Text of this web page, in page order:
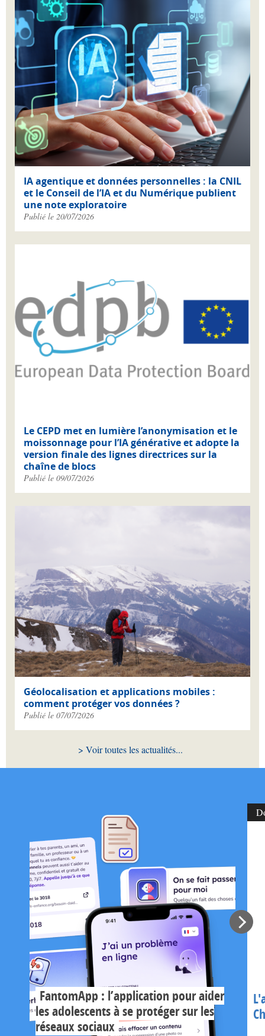
IA agentique et données personnelles : la CNIL
et le Conseil de l’IA et du Numérique publient
une note exploratoire
Publié le 20/07/2026
Le CEPD met en lumière l’anonymisation et le
moissonnage pour l’IA générative et adopte la
version finale des lignes directrices sur la
chaîne de blocs
Publié le 09/07/2026
Géolocalisation et applications mobiles :
comment protéger vos données ?
Publié le 07/07/2026
Voir toutes les actualités
FantomApp : l’application pour aider
les adolescents à se protéger sur les
réseaux sociaux